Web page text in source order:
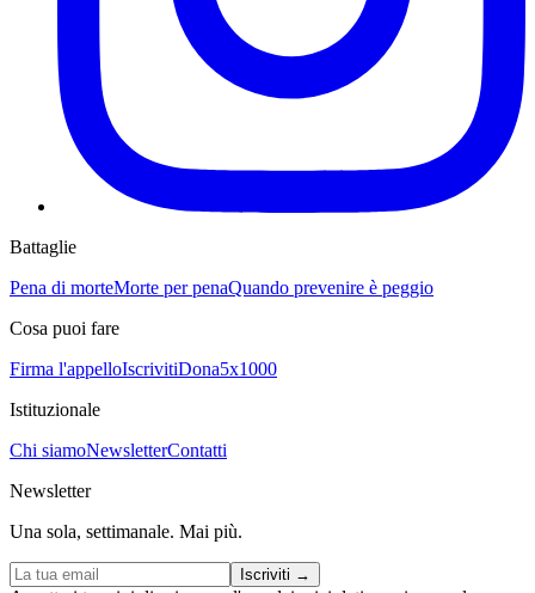
Battaglie
Pena di morteMorte per penaQuando prevenire è peggio
Cosa puoi fare
Firma l'appelloIscrivitiDona5x1000
Istituzionale
Chi siamoNewsletterContatti
Newsletter
Una sola, settimanale. Mai più.
Iscriviti →